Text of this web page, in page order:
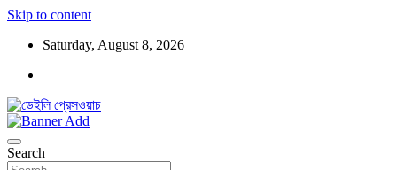
Skip to content
Saturday, August 8, 2026
ডেইলি প্রেসওয়াচ
Search